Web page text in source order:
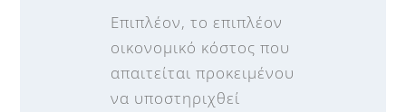
Επιπλέον, το επιπλέον
οικονομικό κόστος που
απαιτείται προκειμένου
να υποστηριχθεί